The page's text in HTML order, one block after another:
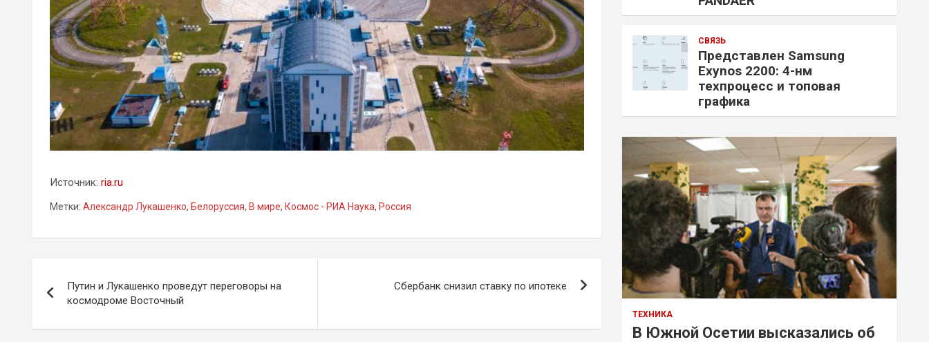
Источник: ria.ru
Метки: Александр Лукашенко, Белоруссия, В мире, Космос - РИА Наука, Россия
по
записям
Путин и Лукашенко проведут переговоры на
космодроме Восточный
Сбербанк снизил ставку по ипотеке
СВЯЗЬ
Представлен Samsung
Exynos 2200: 4-нм
техпроцесс и топовая
графика
ТЕХНИКА
В Южной Осетии высказались об